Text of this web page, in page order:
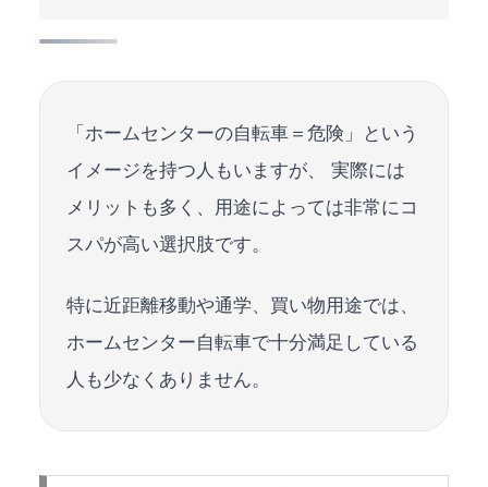
「ホームセンターの自転車＝危険」という
イメージを持つ人もいますが、 実際には
メリットも多く、用途によっては非常にコ
スパが高い選択肢です。
特に近距離移動や通学、買い物用途では、
ホームセンター自転車で十分満足している
人も少なくありません。